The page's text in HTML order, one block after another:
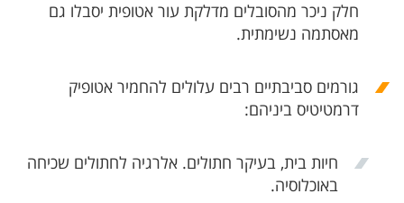
חלק ניכר מהסובלים מדלקת עור אטופית יסבלו גם
מאסתמה נשימתית.
גורמים סביבתיים רבים עלולים להחמיר אטופיק
דרמטיטיס ביניהם:
חיות בית, בעיקר חתולים. אלרגיה לחתולים שכיחה
באוכלוסיה.